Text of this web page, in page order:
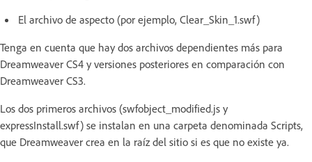
El archivo de aspecto (por ejemplo, Clear_Skin_1.swf)
Tenga en cuenta que hay dos archivos dependientes más para
Dreamweaver CS4 y versiones posteriores en comparación con
Dreamweaver CS3.
Los dos primeros archivos (swfobject_modified.js y
expressInstall.swf) se instalan en una carpeta denominada Scripts,
que Dreamweaver crea en la raíz del sitio si es que no existe ya.